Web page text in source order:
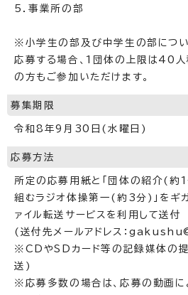
5．事業所の部
※小学生の部及び中学生の部につい
応募する場合、1団体の上限は40人
の方もご参加いただけます。
募集期限
令和8年9月30日(水曜日)
応募方法
所定の応募用紙と「団体の紹介(約1
組むラジオ体操第一(約3分)」をギ
ァイル転送サービスを利用して送付
(送付先メールアドレス：
※CDやSDカード等の記録媒体の
送)
※応募多数の場合は、応募の動画に